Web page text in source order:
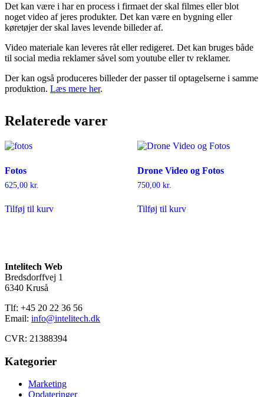
Det kan være i har en process i firmaet der skal filmes eller blot
noget video af jeres produkter. Det kan være en bygning eller
køretøjer der skal laves levende billeder af.
Video materiale kan leveres råt eller redigeret. Det kan bruges både
til social media reklamer såvel som youtube eller tv reklamer.
Der kan også produceres billeder der passer til optagelserne i samme
produktion. Læs mere her.
Relaterede varer
Fotos
625,00 kr.
Tilføj til kurv
Drone Video og Fotos
750,00 kr.
Tilføj til kurv
Intelitech Web
Bredsdorffvej 1
6340 Kruså
Tlf: +45 20 22 36 56
Email: info@intelitech.dk
CVR: 21388394
Kategorier
Marketing
Opdateringer